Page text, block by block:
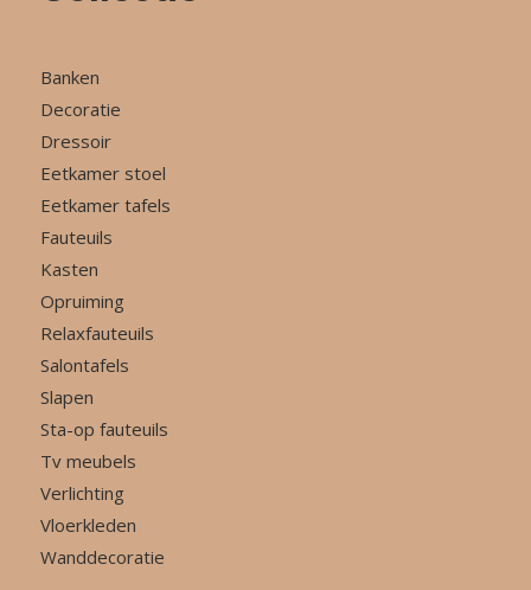
Banken
Decoratie
Dressoir
Eetkamer stoel
Eetkamer tafels
Fauteuils
Kasten
Opruiming
Relaxfauteuils
Salontafels
Slapen
Sta-op fauteuils
Tv meubels
Verlichting
Vloerkleden
Wanddecoratie